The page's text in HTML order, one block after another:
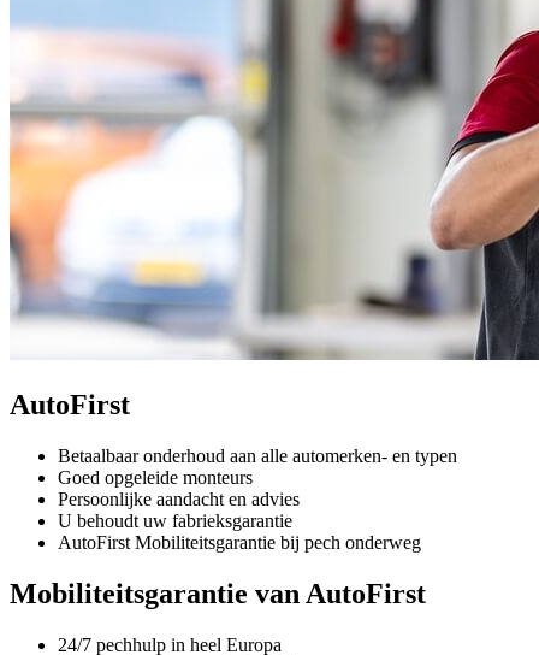
AutoFirst
Betaalbaar onderhoud aan alle automerken- en typen
Goed opgeleide monteurs
Persoonlijke aandacht en advies
U behoudt uw fabrieksgarantie
AutoFirst Mobiliteitsgarantie bij pech onderweg
Mobiliteitsgarantie van AutoFirst
24/7 pechhulp in heel Europa